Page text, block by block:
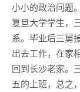
小小的政治问题
复旦大学学生，
系。毕业后三舅
出去工作，在家
回到长沙老家。
五的上班，总之